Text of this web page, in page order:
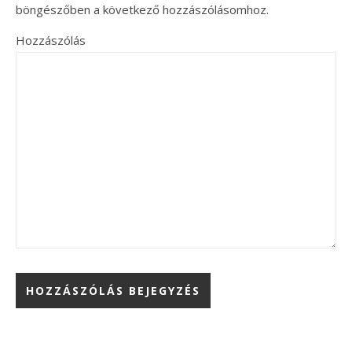
böngészőben a következő hozzászólásomhoz.
Hozzászólás